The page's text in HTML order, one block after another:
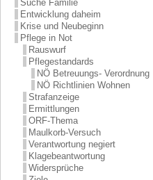
Suche Familie
Entwicklung daheim
Krise und Neubeginn
Pflege in Not
Rauswurf
Pflegestandards
NÖ Betreuungs- Verordnung
NÖ Richtlinien Wohnen
Strafanzeige
Ermittlungen
ORF-Thema
Maulkorb-Versuch
Verantwortung negiert
Klagebeantwortung
Widersprüche